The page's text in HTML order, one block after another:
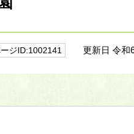
ジID:1002141 更新日 令和